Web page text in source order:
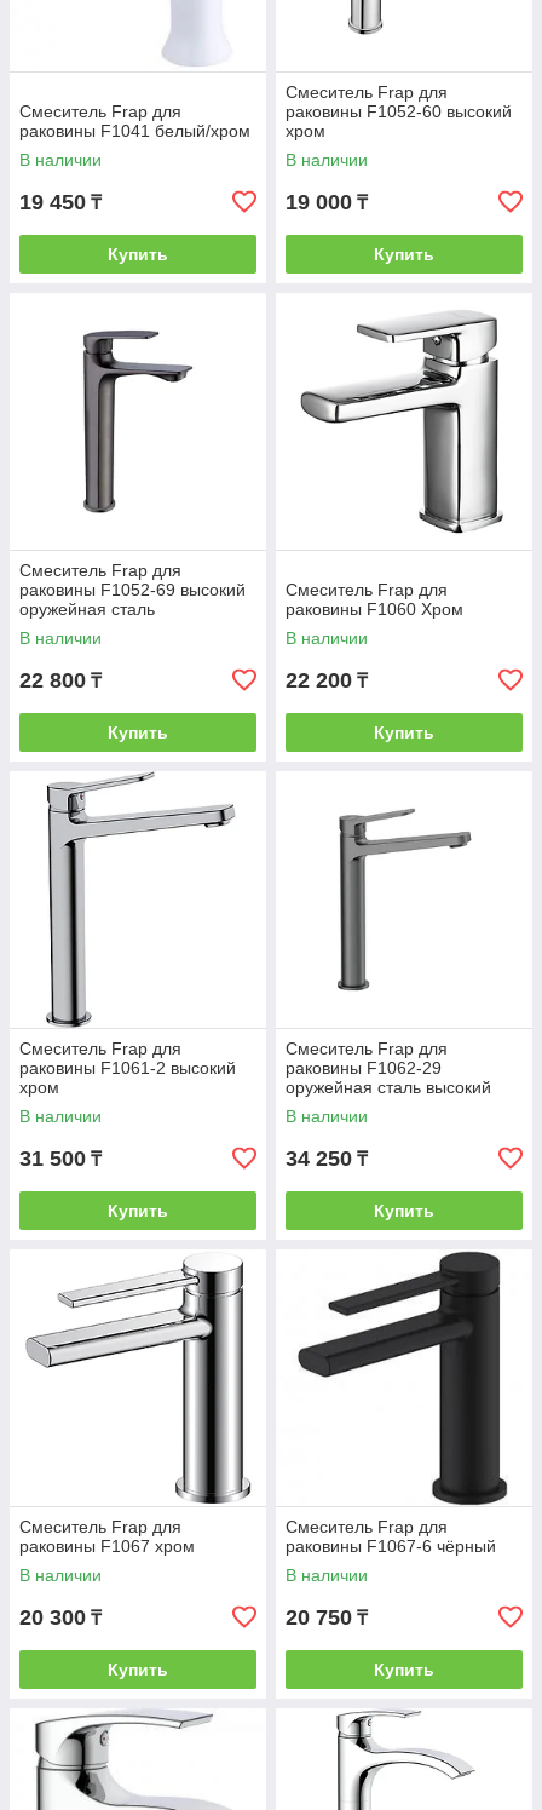
Смеситель Frap для
раковины F1041 белый/хром
В наличии
19 450 ₸
Купить
Смеситель Frap для
раковины F1052-60 высокий
хром
В наличии
19 000 ₸
Купить
Смеситель Frap для
раковины F1052-69 высокий
оружейная сталь
В наличии
22 800 ₸
Купить
Смеситель Frap для
раковины F1060 Хром
В наличии
22 200 ₸
Купить
Смеситель Frap для
раковины F1061-2 высокий
хром
В наличии
31 500 ₸
Купить
Смеситель Frap для
раковины F1062-29
оружейная сталь высокий
В наличии
34 250 ₸
Купить
Смеситель Frap для
раковины F1067 хром
В наличии
20 300 ₸
Купить
Смеситель Frap для
раковины F1067-6 чёрный
В наличии
20 750 ₸
Купить